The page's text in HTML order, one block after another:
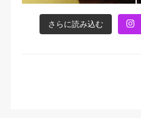
さらに読み込む